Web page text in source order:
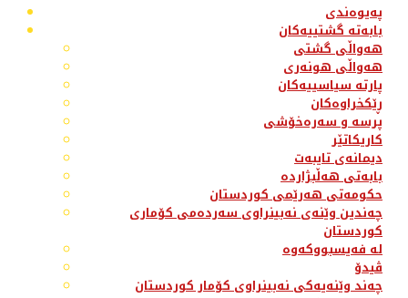
پەیوەندی
بابەتە گشتییەکان
هەواڵی گشتی
هەواڵی هونەری
پارتە سیاسییەکان
ڕێکخراوەکان
پرسە و سەرەخۆشی
کاریکاتێر
دیمانەی تایبەت
بابەتی هەڵبژاردە
حکومەتی هەرێمی کوردستان
چەندین وێنەی نەبینراوی سەردەمی کۆماری
کوردستان
لە فەیسبووکەوە
ڤیدۆ
چەند وێنەیەکی نەبینراوی کۆمار کوردستان